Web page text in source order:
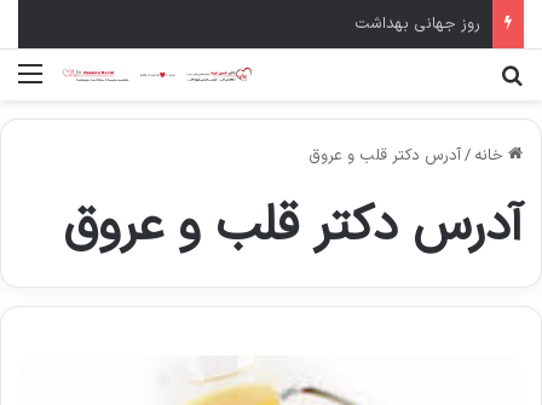
سال نو مبارک
خانه /آدرس دکتر قلب و عروق
آدرس دکتر قلب و عروق